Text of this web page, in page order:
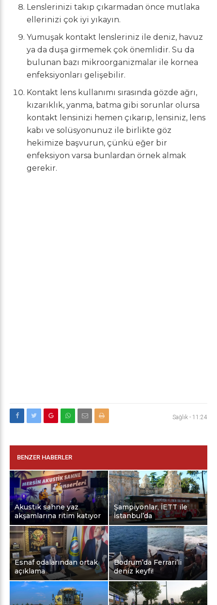
Lenslerinizi takıp çıkarmadan önce mutlaka
ellerinizi çok iyi yıkayın.
Yumuşak kontakt lensleriniz ile deniz, havuz
ya da duşa girmemek çok önemlidir. Su da
bulunan bazı mikroorganizmalar ile kornea
enfeksiyonları gelişebilir.
Kontakt lens kullanımı sırasında gözde ağrı,
kızarıklık, yanma, batma gibi sorunlar olursa
kontakt lensinizi hemen çıkarıp, lensiniz, lens
kabı ve solüsyonunuz ile birlikte göz
hekimize başvurun, çünkü eğer bir
enfeksiyon varsa bunlardan örnek almak
gerekir.
Sağlık - 11:24
BENZER HABERLER
Akustik sahne yaz
akşamlarına ritim katıyor
Şampiyonlar, İETT ile
İstanbul’da
Esnaf odalarından ortak
açıklama
Bodrum’da Ferrari’li
deniz keyfi!